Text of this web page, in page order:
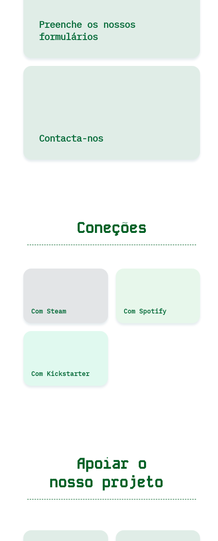
Preenche os nossos
formulários
Contacta-nos
Coneções
Com Steam Com Spotify
Com Kickstarter
Apoiar o
nosso projeto